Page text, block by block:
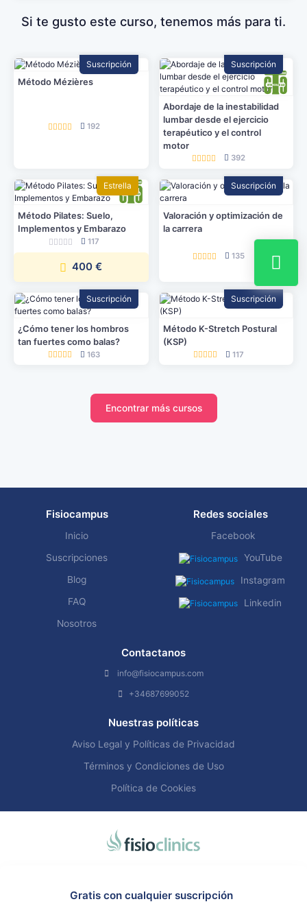
Si te gusto este curso, tenemos más para ti.
Suscripción
Método Mézières
192
Suscripción
Abordaje de la inestabilidad
lumbar desde el ejercicio
terapéutico y el control
motor
392
Estrella
Método Pilates: Suelo,
Implementos y Embarazo
117
400 €
Suscripción
Valoración y optimización de
la carrera
135
Suscripción
¿Cómo tener los hombros
tan fuertes como balas?
163
Suscripción
Método K-Stretch Postural
(KSP)
117
Encontrar más cursos
Gratis con cualquier suscripción
Fisiocampus
Inicio
Suscripciones
Blog
FAQ
Nosotros
Redes sociales
Facebook
YouTube
Instagram
Linkedin
Contactanos
info@fisiocampus.com
+34687699052
Nuestras políticas
Aviso Legal y Políticas de Privacidad
Términos y Condiciones de Uso
Política de Cookies